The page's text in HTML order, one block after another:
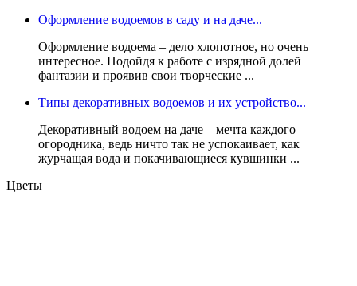
Оформление водоемов в саду и на даче...
Оформление водоема – дело хлопотное, но очень
интересное. Подойдя к работе с изрядной долей
фантазии и проявив свои творческие ...
Типы декоративных водоемов и их устройство...
Декоративный водоем на даче – мечта каждого
огородника, ведь ничто так не успокаивает, как
журчащая вода и покачивающиеся кувшинки ...
Цветы